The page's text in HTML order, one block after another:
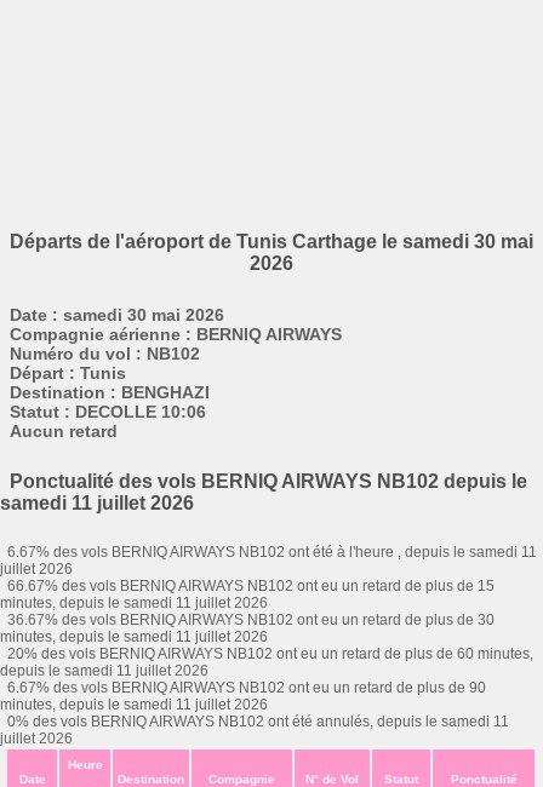
Départs de l'aéroport de Tunis Carthage le samedi 30 mai
2026
Date : samedi 30 mai 2026
Compagnie aérienne : BERNIQ AIRWAYS
Numéro du vol : NB102
Départ : Tunis
Destination : BENGHAZI
Statut : DECOLLE 10:06
Aucun retard
Ponctualité des vols BERNIQ AIRWAYS NB102 depuis le
samedi 11 juillet 2026
6.67% des vols BERNIQ AIRWAYS NB102 ont été à l'heure , depuis le samedi 11
juillet 2026
66.67% des vols BERNIQ AIRWAYS NB102 ont eu un retard de plus de 15
minutes, depuis le samedi 11 juillet 2026
36.67% des vols BERNIQ AIRWAYS NB102 ont eu un retard de plus de 30
minutes, depuis le samedi 11 juillet 2026
20% des vols BERNIQ AIRWAYS NB102 ont eu un retard de plus de 60 minutes,
depuis le samedi 11 juillet 2026
6.67% des vols BERNIQ AIRWAYS NB102 ont eu un retard de plus de 90
minutes, depuis le samedi 11 juillet 2026
0% des vols BERNIQ AIRWAYS NB102 ont été annulés, depuis le samedi 11
juillet 2026
Date
Heure
Destination Compagnie N° de Vol Statut Ponctualité